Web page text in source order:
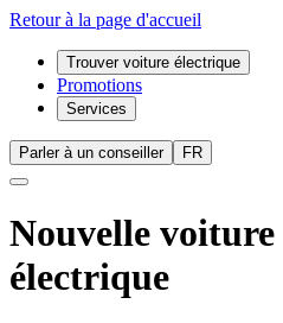
Retour à la page d'accueil
Trouver voiture électrique
Promotions
Services
Parler à un conseiller FR
Nouvelle voiture
électrique